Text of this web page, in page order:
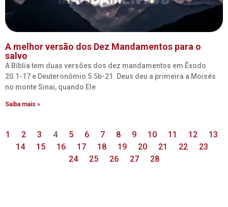
A melhor versão dos Dez Mandamentos para o
salvo
A Bíblia tem duas versões dos dez mandamentos em Êxodo
20.1-17 e Deuteronômio 5.5b-21. Deus deu a primeira a Moisés
no monte Sinai, quando Ele
Saiba mais »
1 2 3 4 5 6 7 8 9 10 11 12
13
14
15 16 17 18 19 20 21 22
23
24
25 26 27 28